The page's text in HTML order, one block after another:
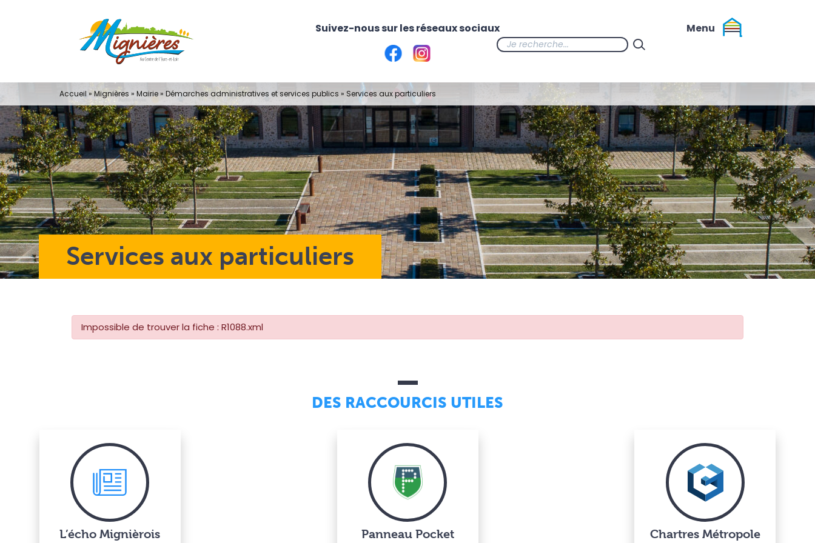
Services aux particuliers
Accueil » Mignières » Mairie» Démarches administratives et services publics » Services aux particuliers
Impossible de trouver la fiche : R1088.xml
DES RACCOURCIS UTILES
L’écho Mignièrois Panneau Pocket Chartres Métropole